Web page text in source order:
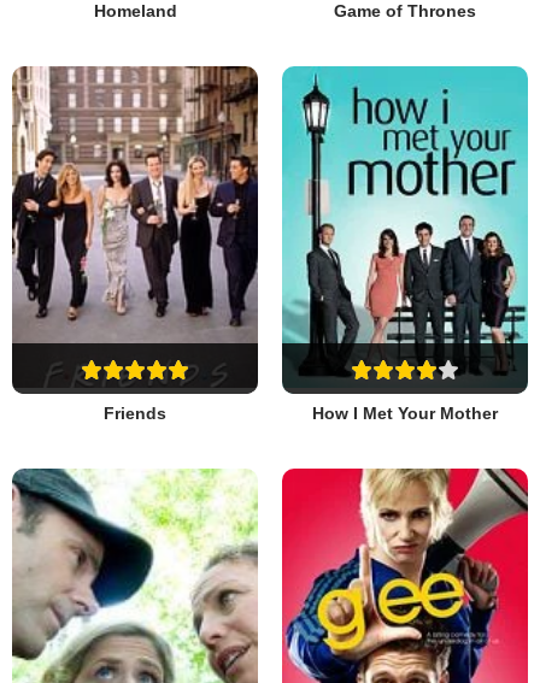
Homeland Game of Thrones
Friends How I Met Your Mother